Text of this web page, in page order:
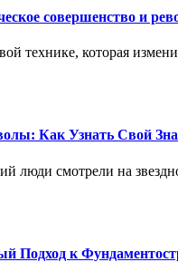
совершенство и
технике, которая
Как Узнать Свой
люди смотрели на
Подход к